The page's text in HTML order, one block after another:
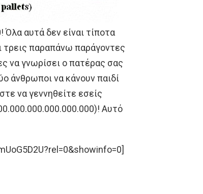
αυτά δεν είναι τίποτα
τρεις παραπάνω παράγοντες
να γνωρίσει ο πατέρας σας
άνθρωποι να κάνουν παιδί
να γεννηθείτε εσείς
Αυτό